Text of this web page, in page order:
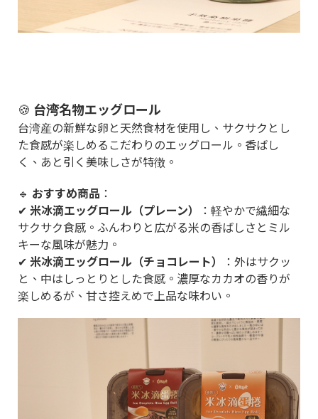
🍪 台湾名物エッグロール
台湾産の新鮮な卵と天然食材を使用し、サクサクとし
た食感が楽しめるこだわりのエッグロール。香ばし
く、あと引く美味しさが特徴。
🔹 おすすめ商品 ：
✔ 米冰滴エッグロール（プレーン）
：軽やかで繊細な
サクサク食感。ふんわりと広がる米の香ばしさとミル
キーな風味が魅力。
✔ 米冰滴エッグロール（チョコレート）
：外はサクッ
と、中はしっとりとした食感。濃厚なカカオの香りが
楽しめるが、甘さ控えめで上品な味わい。